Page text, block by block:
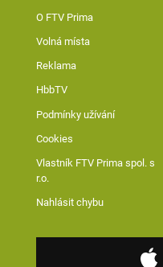
O FTV Prima
Volná místa
Reklama
HbbTV
Podmínky užívání
Cookies
Vlastník FTV Prima spol. s
r.o.
Nahlásit chybu